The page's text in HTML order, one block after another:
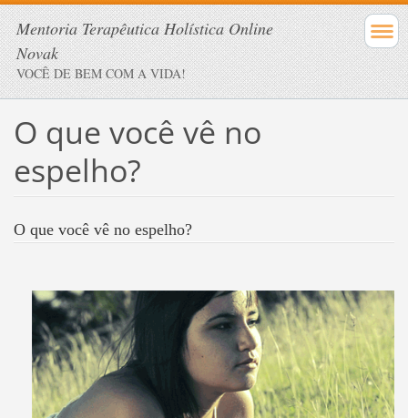
Mentoria Terapêutica Holística Online
Novak
VOCÊ DE BEM COM A VIDA!
O que você vê no
espelho?
O que você vê no espelho?